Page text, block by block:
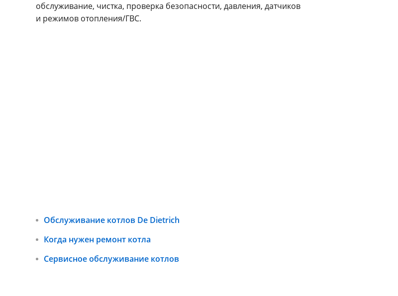
обслуживание, чистка, проверка безопасности, давления, датчиков
и режимов отопления/ГВС.
Обслуживание котлов De Dietrich
Когда нужен ремонт котла
Сервисное обслуживание котлов